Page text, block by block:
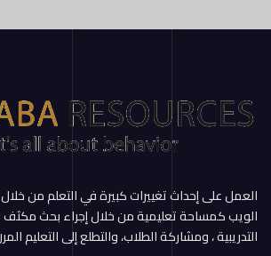
العمل على إحداث تغييرات كبيرة في التعلم من خلال
الويب كمساحة تعليمية من خلال إجراء بحث مكثف
التدريبية ، ومشاركة الطلاب، والتطلع إلى التعليم